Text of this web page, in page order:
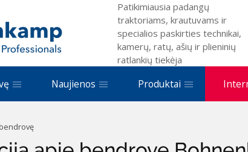
Patikimiausia padangų
traktoriams, krautuvams ir
specialios paskirties technikai,
kamerų, ratų, ašių ir plieninių
ratlankių tiekėja
Naujienos Produktai